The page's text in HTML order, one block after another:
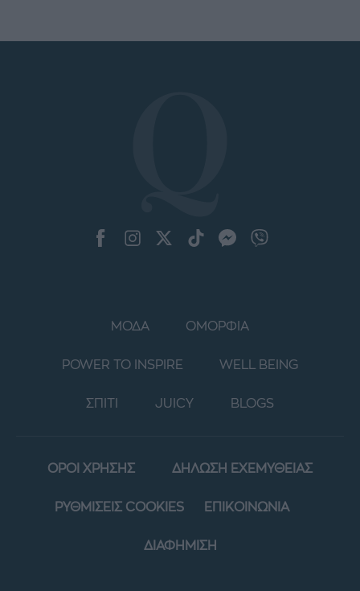
ΜΟΔΑ ΟΜΟΡΦΙΑ
POWER TO INSPIRE WELL BEING
ΣΠΙΤΙ JUICY BLOGS
ΟΡΟΙ ΧΡΗΣΗΣ ΔΗΛΩΣΗ ΕΧΕΜΥΘΕΙΑΣ
ΡΥΘΜΙΣΕΙΣ COOKIES ΕΠΙΚΟΙΝΩΝΙΑ
ΔΙΑΦΗΜΙΣΗ